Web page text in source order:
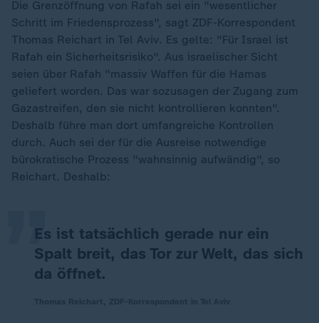
Die Grenzöffnung von Rafah sei ein "wesentlicher
Schritt im Friedensprozess", sagt ZDF-Korrespondent
Thomas Reichart in Tel Aviv. Es gelte: "Für Israel ist
Rafah ein Sicherheitsrisiko". Aus israelischer Sicht
seien über Rafah "massiv Waffen für die Hamas
geliefert worden. Das war sozusagen der Zugang zum
Gazastreifen, den sie nicht kontrollieren konnten".
Deshalb führe man dort umfangreiche Kontrollen
durch. Auch sei der für die Ausreise notwendige
bürokratische Prozess "wahnsinnig aufwändig", so
Reichart. Deshalb:
Es ist tatsächlich gerade nur ein
Spalt breit, das Tor zur Welt, das sich
da öffnet.
„